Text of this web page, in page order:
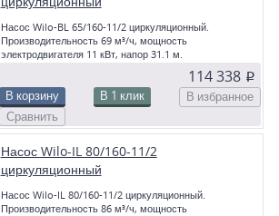
Насос Wilo-BL 65/160-11/2 циркуляционный.
Производительность 69 м³/ч, мощность
электродвигателя 11 кВт, напор 31.1 м.
114 338 p
В корзину В 1 клик
В избранное
Сравнить
Насос Wilo-IL 80/160-11/2
циркуляционный
Насос Wilo-IL 80/160-11/2 циркуляционный.
Производительность 86 м³/ч, мощность